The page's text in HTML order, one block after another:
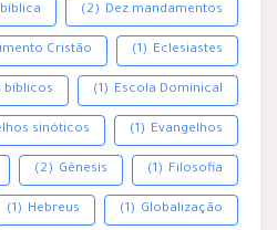
Dez mandamentos
(2)
Eclesiastes
(1)
Cristão
Escola Dominical
(1)
bíblicos
Evangelhos
(1)
sinóticos
Filosofia
(1)
Gênesis
(2)
Globalização
(1)
Hebreus
(1)